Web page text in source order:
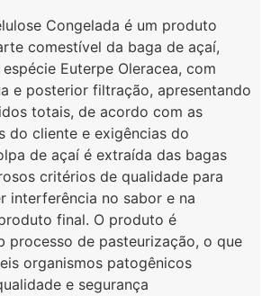
Congelada é um produto
comestível da baga de açaí,
Euterpe Oleracea, com
e posterior filtração, apresentando
totais, de acordo com as
do cliente e exigências do
de açaí é extraída das bagas
critérios de qualidade para
interferência no sabor e na
final. O produto é
processo de pasteurização, o que
organismos patogênicos
e segurança